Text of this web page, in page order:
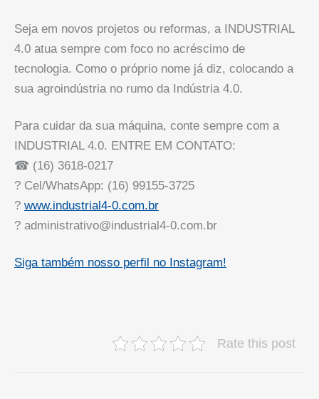
Seja em novos projetos ou reformas, a INDUSTRIAL
4.0 atua sempre com foco no acréscimo de
tecnologia. Como o próprio nome já diz, colocando a
sua agroindústria no rumo da Indústria 4.0.
Para cuidar da sua máquina, conte sempre com a
INDUSTRIAL 4.0. ENTRE EM CONTATO:
☎ (16) 3618-0217
? Cel/WhatsApp: (16) 99155-3725
? www.industrial4-0.com.br
? administrativo@industrial4-0.com.br
Siga também nosso perfil no Instagram!
Rate this post